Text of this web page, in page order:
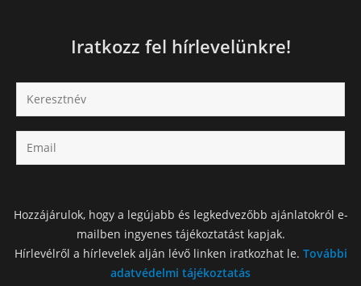
Iratkozz fel hírlevelünkre!
Hozzájárulok, hogy a legújabb és legkedvezőbb ajánlatokról e-
mailben ingyenes tájékoztatást kapjak.
Hírlevélről a hírlevelek alján lévő linken iratkozhat le. További
adatvédelmi tájékoztatás